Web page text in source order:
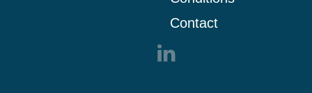
Contact